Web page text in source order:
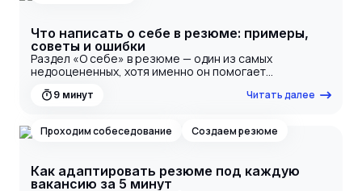
Что написать о себе в резюме: примеры,
советы и ошибки
Раздел «О себе» в резюме — один из самых
недооцененных, хотя именно он помогает
отличаетесь от других кандидатов. Здесь важно не
на собеседование. В этой статье мы разберем, что
избегать.
9 минут Читать далее
Проходим собеседование Создаем резюме
Как адаптировать резюме под каждую
вакансию за 5 минут